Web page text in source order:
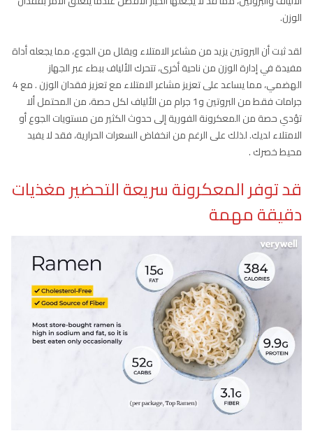
الوزن.
لقد ثبت أن البروتين يزيد من مشاعر الامتلاء ويقلل من الجوع، مما يجعله أداة
مفيدة في إدارة الوزن من ناحية أخرى، تتحرك الألياف ببطء عبر الجهاز
الهضمي، مما يساعد على تعزيز مشاعر الامتلاء مع تعزيز فقدان الوزن . مع 4
جرامات فقط من البروتين و1 جرام من الألياف لكل حصة، من المحتمل ألا
تؤدي حصة من المعكرونة الفورية إلى حدوث الكثير من مستويات الجوع أو
الامتلاء لديك. لذلك على الرغم من انخفاض السعرات الحرارية، فقد لا يفيد
محيط خصرك .
قد توفر المعكرونة سريعة التحضير مغذيات
دقيقة مهمة